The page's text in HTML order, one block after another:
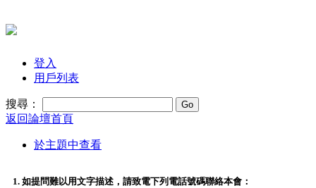
登入
用戶列表
搜尋：
返回論壇首頁
於主題中查看
1. 如提問難以用文字描述，請致電下列電話號碼聯絡本會：